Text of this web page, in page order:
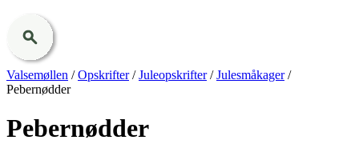
Valsemøllen /Opskrifter/Juleopskrifter/Julesmåkager/
Pebernødder
Pebernødder